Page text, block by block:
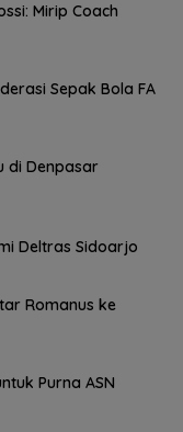
Mirip Coach
Sepak Bola FA
di Denpasar
Deltras Sidoarjo
Romanus ke
Purna ASN